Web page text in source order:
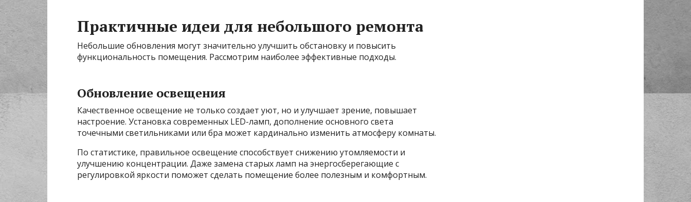
Практичные идеи для небольшого ремонта
Небольшие обновления могут значительно улучшить обстановку и повысить
функциональность помещения. Рассмотрим наиболее эффективные подходы.
Обновление освещения
Качественное освещение не только создает уют, но и улучшает зрение, повышает
настроение. Установка современных LED-ламп, дополнение основного света
точечными светильниками или бра может кардинально изменить атмосферу комнаты.
По статистике, правильное освещение способствует снижению утомляемости и
улучшению концентрации. Даже замена старых ламп на энергосберегающие с
регулировкой яркости поможет сделать помещение более полезным и комфортным.